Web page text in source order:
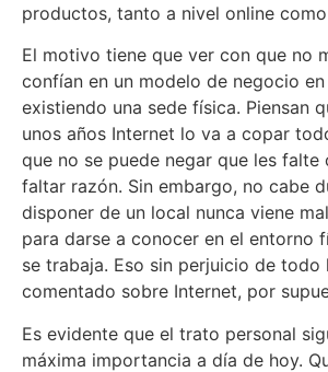
productos, tanto a nivel online
El motivo tiene que ver con que no
confían en un modelo de negocio
existiendo una sede física. Piensan
unos años Internet lo va a copar
que no se puede negar que les falte
faltar razón. Sin embargo, no cabe
disponer de un local nunca viene
para darse a conocer en el entorno
se trabaja. Eso sin perjuicio de todo
comentado sobre Internet, por
Es evidente que el trato personal
máxima importancia a día de hoy.